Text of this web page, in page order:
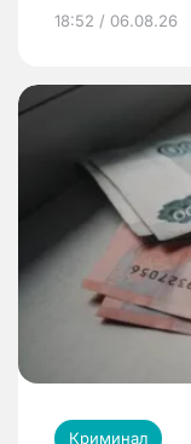
18:52 / 06.08.26
Криминал